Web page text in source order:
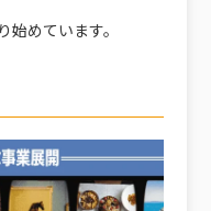
始めています。